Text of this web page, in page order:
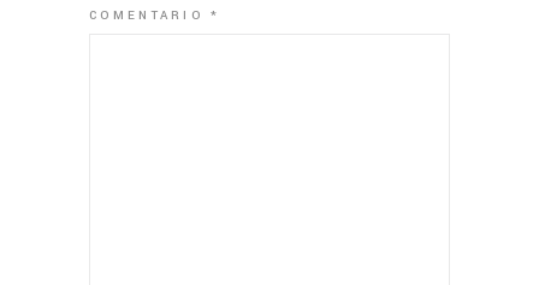
COMENTARIO*